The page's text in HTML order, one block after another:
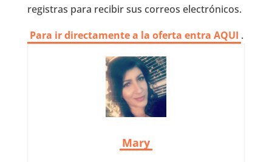
registras para recibir sus correos electrónicos.
Para ir directamente a la oferta entra AQUI .
Mary